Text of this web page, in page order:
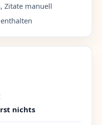
Zitate manuell
nichts